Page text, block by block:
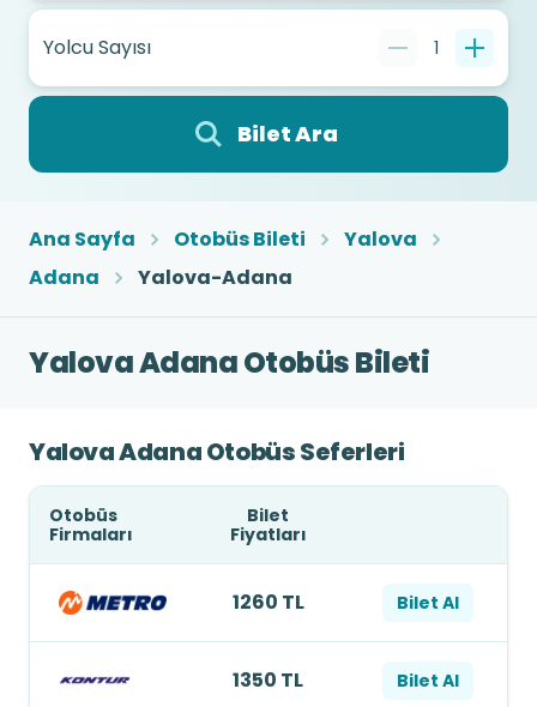
Yolcu Sayısı 1
Bilet Ara
Ana Sayfa Otobüs Bileti
Yalova
Adana
Yalova-Adana
Yalova Adana Otobüs Bileti
Yalova Adana Otobüs Seferleri
Otobüs
Firmaları
Bilet
Fiyatları
1260 TL Bilet Al
1350 TL Bilet Al